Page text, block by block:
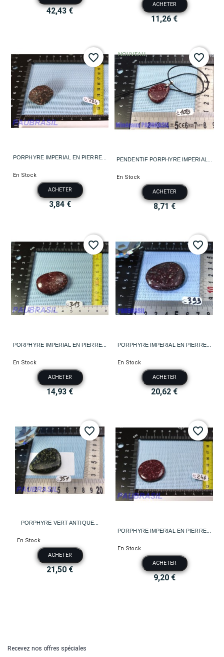
42,43 €
ACHETER
11,26 €
PORPHYRE IMPERIAL EN PIERRE...
En Stock
ACHETER
3,84 €
favorite_border
PENDENTIF PORPHYRE IMPERIAL...
En Stock
ACHETER
8,71 €
NOUVEAU favorite_border
PORPHYRE IMPERIAL EN PIERRE...
En Stock
ACHETER
14,93 €
favorite_border
PORPHYRE IMPERIAL EN PIERRE...
En Stock
ACHETER
20,62 €
favorite_border
PORPHYRE VERT ANTIQUE...
En Stock
ACHETER
21,50 €
favorite_border
PORPHYRE IMPERIAL EN PIERRE...
En Stock
ACHETER
9,20 €
favorite_border
Recevez nos offres spéciales